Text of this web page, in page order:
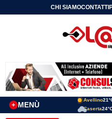
CHI SIAMOCONTATTI
MENÙ
+
Avellino
Caserta